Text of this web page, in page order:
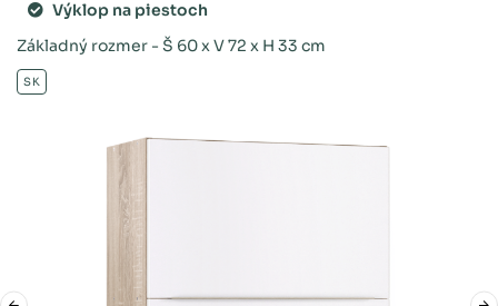
Výklop na piestoch
Základný rozmer - Š 60 x V 72 x H 33 cm
SK